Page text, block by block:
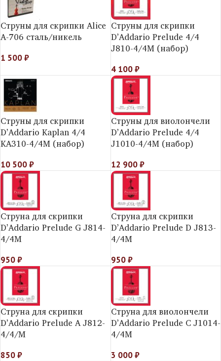
Струны для скрипки Alice
А-706 сталь/никель
1 500₽
Струны для скрипки
D’Addario Prelude 4/4
J810-4/4M (набор)
4 100₽
Струны для скрипки
D’Addario Kaplan 4/4
KA310-4/4M (набор)
10 500₽
Струны для виолончели
D’Addario Prelude 4/4
J1010-4/4M (набор)
12 900₽
Струна для скрипки
D’Addario Prelude G J814-
4/4M
950₽
Струна для скрипки
D’Addario Prelude D J813-
4/4M
950₽
Струна для скрипки
D’Addario Prelude A J812-
4/4/M
850₽
Струна для виолончели
D’Addario Prelude C J1014-
4/4M
3 000₽